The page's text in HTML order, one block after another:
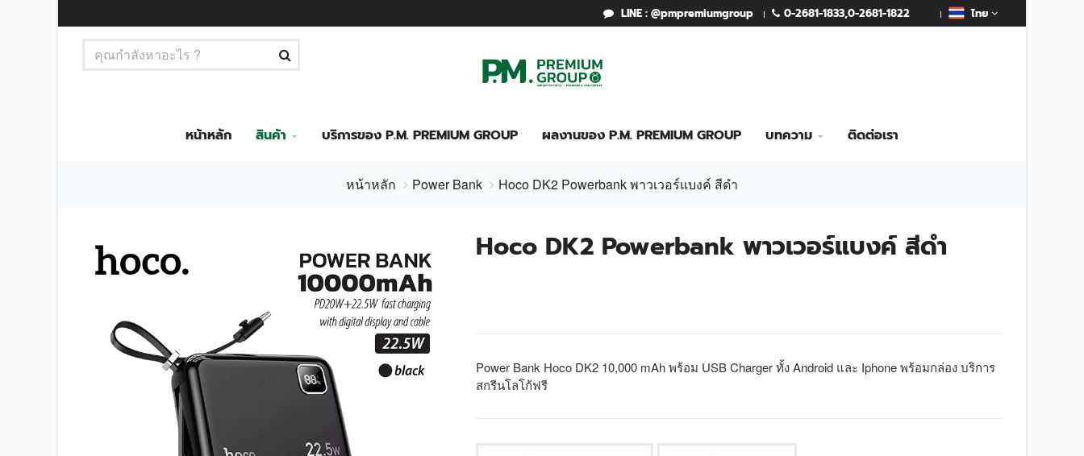
LINE : @pmpremiumgroup 0-2681-1833,0-2681-1822 ไทย
หน้าหลัก สินค้า บริการของ P.M. PREMIUM GROUP ผลงานของ P.M. PREMIUM GROUP บทความ ติดต่อเรา
หน้าหลัก Power Bank Hoco DK2 Powerbank พาวเวอร์แบงค์ สีดำ
Hoco DK2 Powerbank พาวเวอร์แบงค์ สีดำ
Power Bank Hoco DK2 10,000 mAh พร้อม USB Charger ทั้ง Android และ Iphone พร้อมกล่อง บริการ
สกรีนโลโก้ฟรี